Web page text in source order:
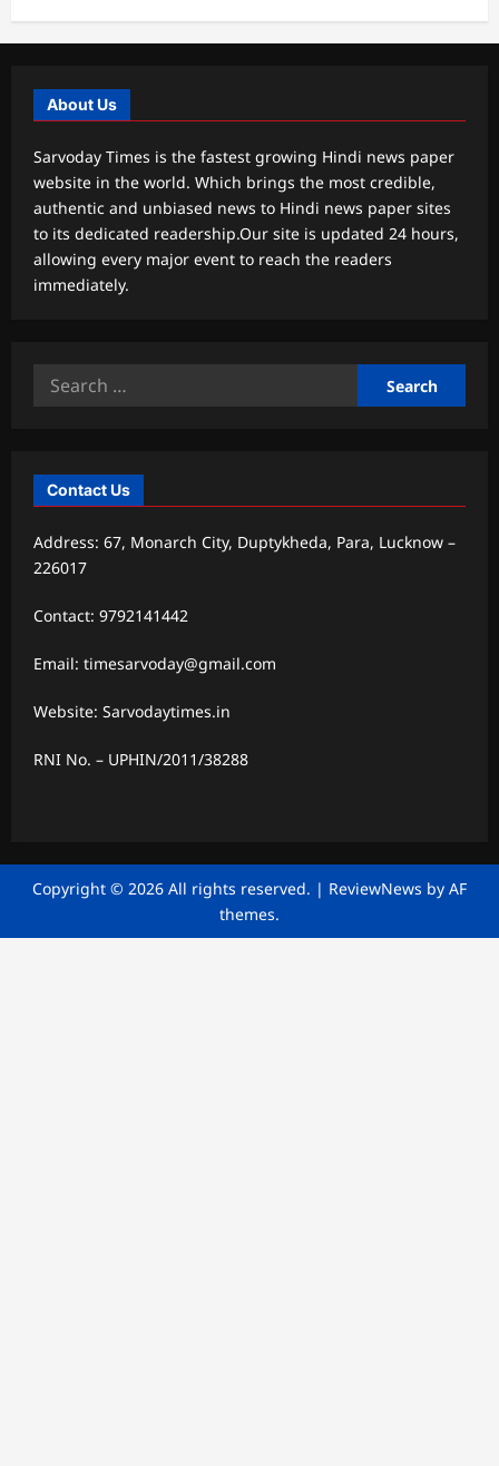
About Us
Sarvoday Times is the fastest growing Hindi news paper
website in the world. Which brings the most credible,
authentic and unbiased news to Hindi news paper sites
to its dedicated readership.Our site is updated 24 hours,
allowing every major event to reach the readers
immediately.
Search
Contact Us
Address: 67, Monarch City, Duptykheda, Para, Lucknow –
226017
Contact: 9792141442
Email: timesarvoday@gmail.com
Website: Sarvodaytimes.in
RNI No. – UPHIN/2011/38288
Copyright © 2026 All rights reserved. | ReviewNews by AF
themes.